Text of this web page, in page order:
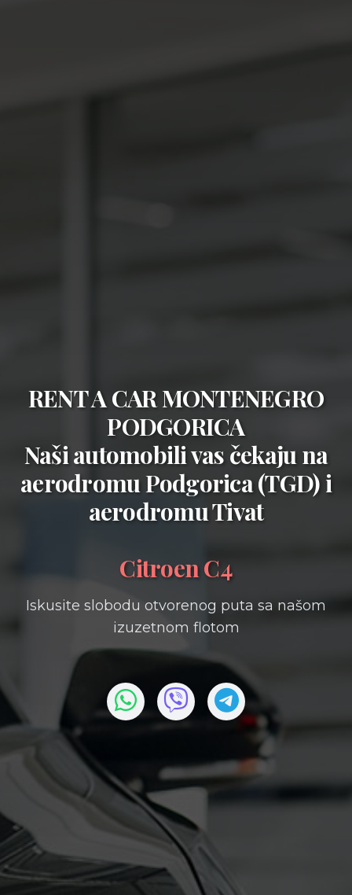
RENT A CAR MONTENEGRO
PODGORICA
Naši automobili vas čekaju na
aerodromu Podgorica (TGD) i
aerodromu Tivat
Citroen C4
Iskusite slobodu otvorenog puta sa našom
izuzetnom flotom